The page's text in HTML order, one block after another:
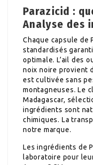
Parazicid :
Analyse des
Chaque capsule de
standardisés
optimale. L’ail des
noix noire provient
est cultivée sans
montagneuses. Le
Madagascar,
ingrédients sont
chimiques. La
notre marque.
Les ingrédients de
laboratoire pour